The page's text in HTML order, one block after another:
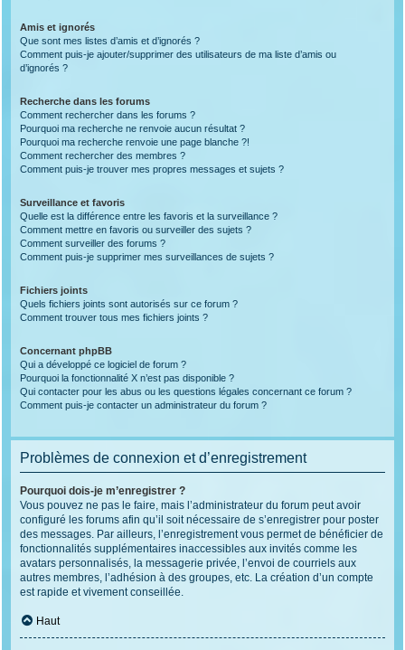
Amis et ignorés
Que sont mes listes d’amis et d’ignorés ?
Comment puis-je ajouter/supprimer des utilisateurs de ma liste d’amis ou
d’ignorés ?
Recherche dans les forums
Comment rechercher dans les forums ?
Pourquoi ma recherche ne renvoie aucun résultat ?
Pourquoi ma recherche renvoie une page blanche ?!
Comment rechercher des membres ?
Comment puis-je trouver mes propres messages et sujets ?
Surveillance et favoris
Quelle est la différence entre les favoris et la surveillance ?
Comment mettre en favoris ou surveiller des sujets ?
Comment surveiller des forums ?
Comment puis-je supprimer mes surveillances de sujets ?
Fichiers joints
Quels fichiers joints sont autorisés sur ce forum ?
Comment trouver tous mes fichiers joints ?
Concernant phpBB
Qui a développé ce logiciel de forum ?
Pourquoi la fonctionnalité X n’est pas disponible ?
Qui contacter pour les abus ou les questions légales concernant ce forum ?
Comment puis-je contacter un administrateur du forum ?
Problèmes de connexion et d’enregistrement
Pourquoi dois-je m’enregistrer ?
Vous pouvez ne pas le faire, mais l’administrateur du forum peut avoir
configuré les forums afin qu’il soit nécessaire de s’enregistrer pour poster
des messages. Par ailleurs, l’enregistrement vous permet de bénéficier de
fonctionnalités supplémentaires inaccessibles aux invités comme les
avatars personnalisés, la messagerie privée, l’envoi de courriels aux
autres membres, l’adhésion à des groupes, etc. La création d’un compte
est rapide et vivement conseillée.
Haut